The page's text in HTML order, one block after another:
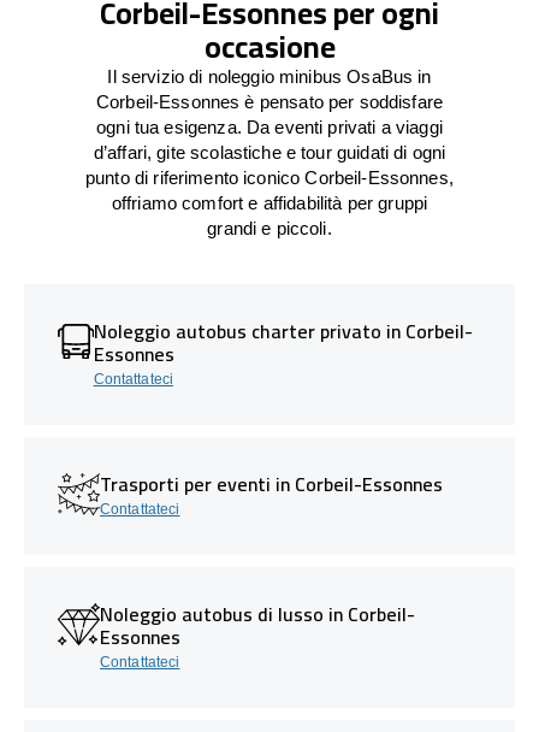
Corbeil-Essonnes per ogni
occasione
Il servizio di noleggio minibus OsaBus in
Corbeil-Essonnes è pensato per soddisfare
ogni tua esigenza. Da eventi privati a viaggi
d’affari, gite scolastiche e tour guidati di ogni
punto di riferimento iconico Corbeil-Essonnes,
offriamo comfort e affidabilità per gruppi
grandi e piccoli.
Noleggio autobus charter privato in Corbeil-
Essonnes
Contattateci
Trasporti per eventi in Corbeil-Essonnes
Contattateci
Noleggio autobus di lusso in Corbeil-
Essonnes
Contattateci